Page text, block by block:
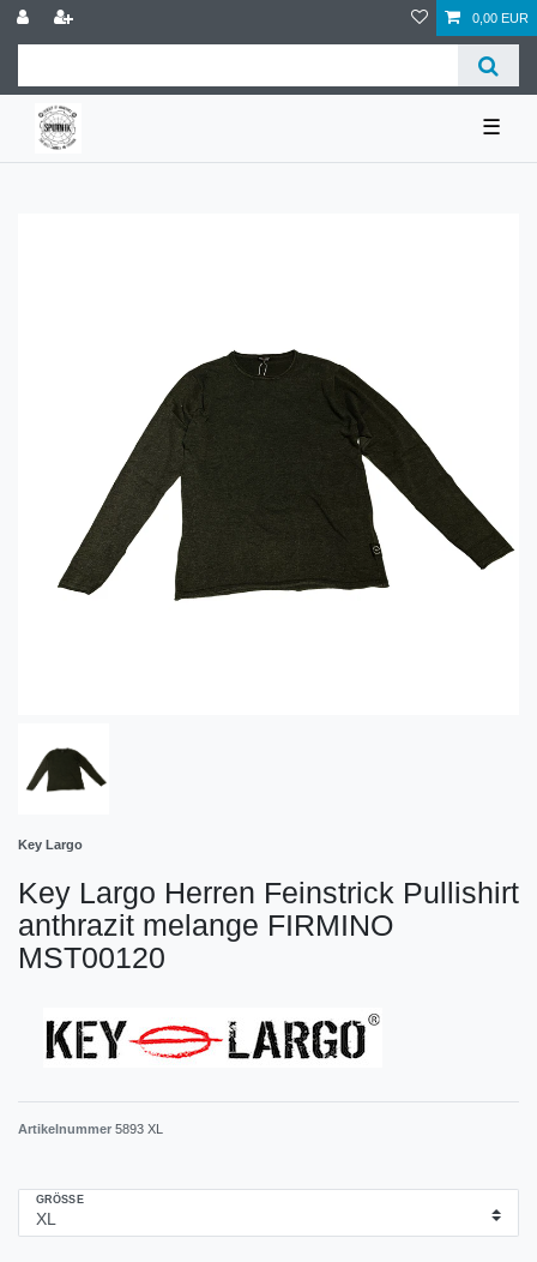
0,00 EUR
☰
Key Largo
Key Largo Herren Feinstrick Pullishirt
anthrazit melange FIRMINO
MST00120
Artikelnummer 5893 XL
GRÖSSE